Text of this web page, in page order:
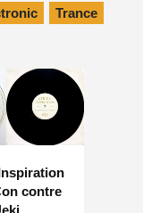
Trance
contre